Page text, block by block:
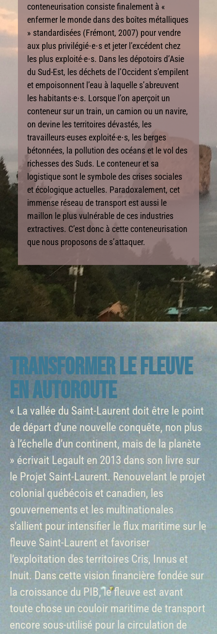
conteneurisation consiste finalement à «
enfermer le monde dans des boîtes métalliques
» standardisées (Frémont, 2007) pour vendre
aux plus privilégié⋅e⋅s et jeter l’excédent chez
les plus exploité·e⋅s. Dans les dépotoirs d’Asie
du Sud-Est, les déchets de l’Occident s’empilent
et empoisonnent l’eau à laquelle s’abreuvent
les habitants·e⋅s. Lorsque l’on aperçoit un
conteneur sur un train, un camion ou un navire,
on devine les territoires dévastés, les
travailleurs·euses exploité·e⋅s, les berges
bétonnées, la pollution des océans et le vol des
richesses des Suds. Le conteneur et sa
logistique sont le symbole des crises sociales
et écologique actuelles. Paradoxalement, cet
immense réseau de transport est aussi le
maillon le plus vulnérable de ces industries
extractives. C’est donc à cette conteneurisation
que nous proposons de s’attaquer.
TRANSFORMER LE FLEUVE
EN AUTOROUTE
« La vallée du Saint-Laurent doit être le point
de départ d’une nouvelle conquête, non plus
à l’échelle d’un continent, mais de la planète
» écrivait Legault en 2013 dans son livre sur
le Projet Saint-Laurent. Renouvelant le projet
colonial québécois et canadien, les
gouvernements et les multinationales
s’allient pour intensifier le flux maritime sur le
fleuve Saint-Laurent et favoriser
l’exploitation des territoires Cris, Innus et
Inuit. Dans cette vision financière fondée sur
la croissance du PIB, le fleuve est avant
toute chose un couloir maritime de transport
encore sous-utilisé pour la circulation de